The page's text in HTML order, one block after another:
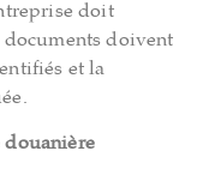
doit
doivent
et la
douanière